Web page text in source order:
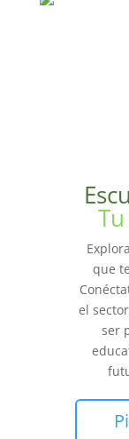
que
el
ser